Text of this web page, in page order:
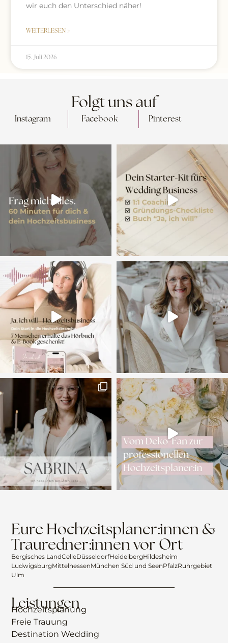
wir euch den Unterschied näher!
WEITERLESEN »
15. Juli 2026
Folgt uns auf
Instagram Facebook Pinterest
Eure Hochzeitsplaner:innen &
Trauredner:innen vor Ort
Bergisches LandCelleDüsseldorfHeidelbergHildesheim
LudwigsburgMittelhessenMünchen Süd und SeenPfalzRuhrgebiet
Ulm
Leistungen
Hochzeitsplanung
Freie Trauung
Destination Wedding